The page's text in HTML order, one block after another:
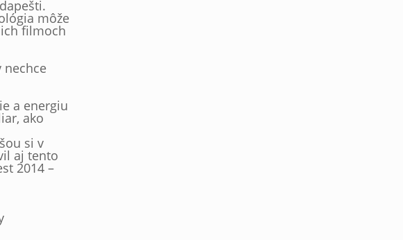
môže
filmoch
nechce
a energiu
ako
si v
aj tento
2014 –